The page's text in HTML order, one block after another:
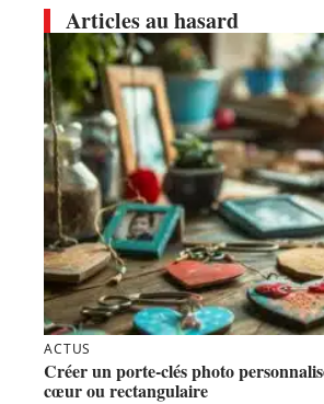
Articles au hasard
ACTUS
Créer un porte-clés photo
cœur ou rectangulaire